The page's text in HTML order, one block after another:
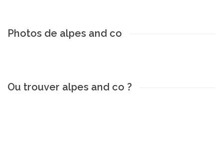
Photos de alpes and co
Ou trouver alpes and co ?